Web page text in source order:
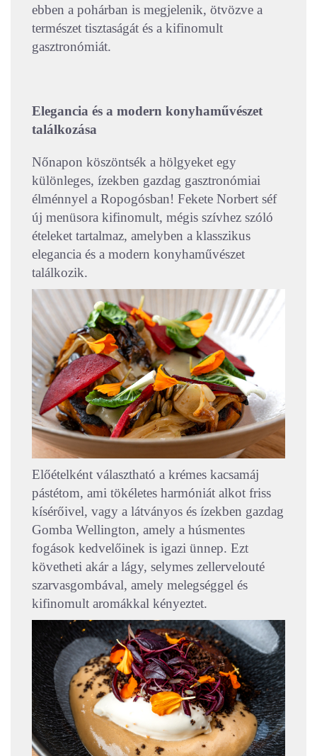
ebben a pohárban is megjelenik, ötvözve a
természet tisztaságát és a kifinomult
gasztronómiát.
Elegancia és a modern konyhaművészet
találkozása
Nőnapon köszöntsék a hölgyeket egy
különleges, ízekben gazdag gasztronómiai
élménnyel a Ropogósban! Fekete Norbert séf
új menüsora kifinomult, mégis szívhez szóló
ételeket tartalmaz, amelyben a klasszikus
elegancia és a modern konyhaművészet
találkozik.
Előételként választható a krémes kacsamáj
pástétom, ami tökéletes harmóniát alkot friss
kísérőivel, vagy a látványos és ízekben gazdag
Gomba Wellington, amely a húsmentes
fogások kedvelőinek is igazi ünnep. Ezt
követheti akár a lágy, selymes zellervelouté
szarvasgombával, amely melegséggel és
kifinomult aromákkal kényeztet.